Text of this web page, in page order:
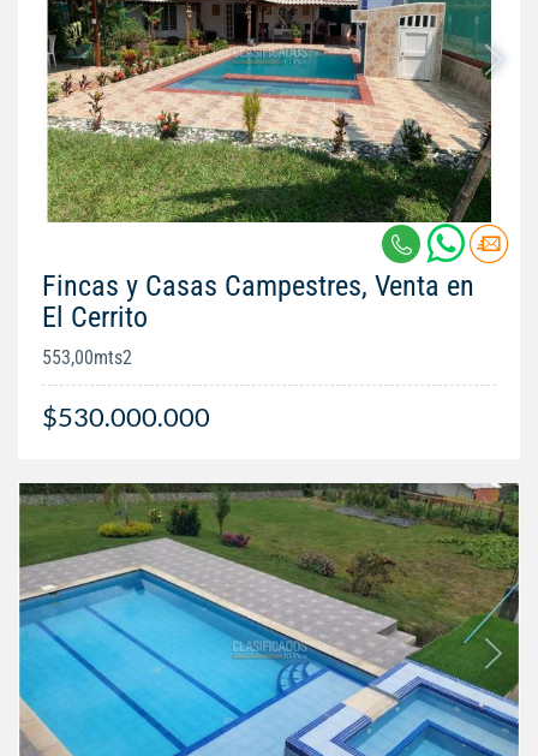
Fincas y Casas Campestres, Venta en
El Cerrito
553,00mts2
$530.000.000